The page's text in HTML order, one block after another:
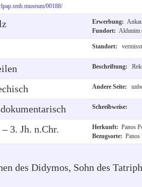
00188/
Erwerbung:
Fundort: Akhmim
Standort:
Beschriftung:
Andere Seite:
dokumentarisch Schreibweise:
– 3. Jh. n.Chr. Herkunft: Panos
Bezugsorte: Panos
des Didymos, Sohn des